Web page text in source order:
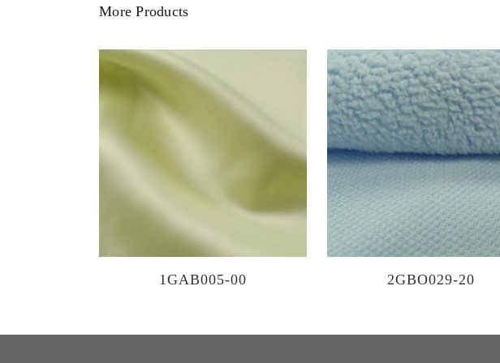
More Products
1GAB005-00 2GBO029-20